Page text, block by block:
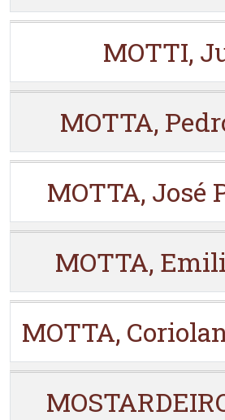
MOTTI,
MOTTA,
MOTTA, José
MOTTA,
MOTTA,